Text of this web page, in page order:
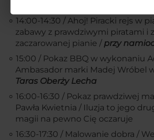
14:00-14:30 / Ahoj! Piracki rejs w
zabawy z prawdziwymi piratami i
zaczarowanej pianie / przy
15:00 / Pokaz BBQ w wykonaniu
Ambasador marki Madej Wróbel
Taras Oberży Lecha
16:00-16:30 / Pokaz prawdziwej
Pawła Kwietnia / Iluzja to jego
magii na pewno Cię oczaruje
16:30-17:30 / Malowanie dobra /